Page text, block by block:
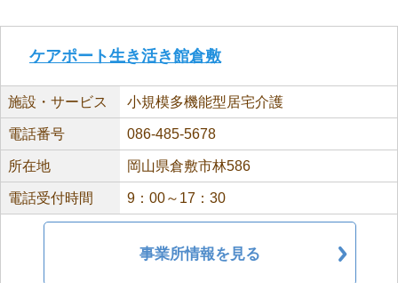
ケアポート生き活き館倉敷
施設・サービス 小規模多機能型居宅介護
電話番号 086-485-5678
所在地 岡山県倉敷市林586
電話受付時間 9：00～17：30
事業所情報を見る